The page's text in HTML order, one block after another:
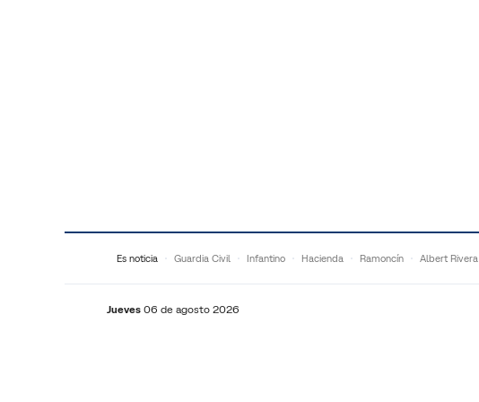
Es noticia Guardia Civil Infantino Hacienda Ramoncín Albert Rivera
Jueves 06 de agosto 2026